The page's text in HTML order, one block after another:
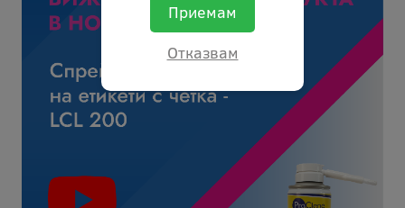
Приемам
Отказвам